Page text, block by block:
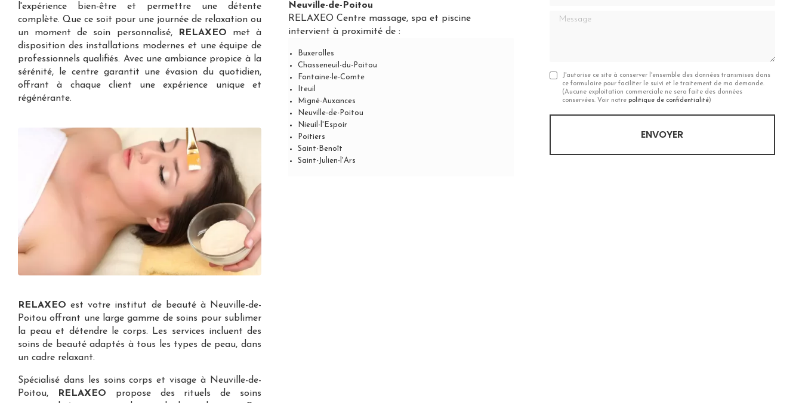
l'expérience bien-être et permettre une détente
complète. Que ce soit pour une journée de relaxation ou
un moment de soin personnalisé,RELAXEO met à
disposition des installations modernes et une équipe de
professionnels qualifiés. Avec une ambiance propice à la
sérénité, le centre garantit une évasion du quotidien,
offrant à chaque client une expérience unique et
régénérante.
RELAXEO est votre institut de beauté à Neuville-de-
Poitou offrant une large gamme de soins pour sublimer
la peau et détendre le corps. Les services incluent des
soins de beauté adaptés à tous les types de peau, dans
un cadre relaxant.
Spécialisé dans les soins corps et visage à Neuville-de-
Poitou, RELAXEO propose des rituels de soins
Neuville-de-Poitou
RELAXEO Centre massage, spa et piscine
intervient à proximité de :
Buxerolles
Chasseneuil-du-Poitou
Fontaine-le-Comte
Iteuil
Migné-Auxances
Neuville-de-Poitou
Nieuil-l'Espoir
Poitiers
Saint-Benoît
Saint-Julien-l'Ars
Message
J'autorise ce site à conserver l'ensemble des données transmises dans
ce formulaire pour faciliter le suivi et le traitement de ma demande.
(Aucune exploitation commerciale ne sera faite des données
conservées. Voir notre politique de confidentialité)